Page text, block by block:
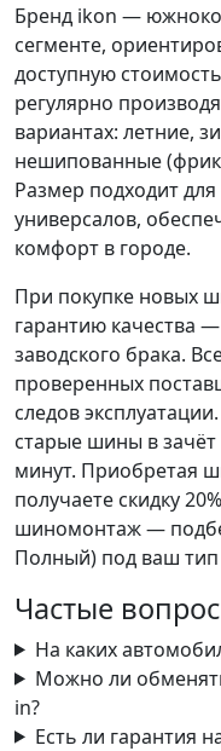
Бренд ikon —
сегменте,
доступную
регулярно
вариантах: летние,
нешипованные
Размер подходит
универсалов,
комфорт в городе.
При покупке новых
гарантию качества
заводского брака.
проверенных
следов
старые шины в
минут. Приобретая
получаете скидку
шиномонтаж —
Полный) под ваш тип
Частые
На каких
Можно ли
in?
Есть ли гарантия